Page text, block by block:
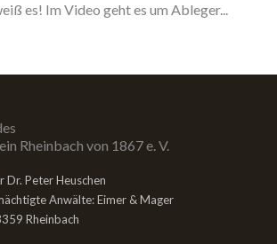
es! Im Video geht es um Ableger...
Rheinbach von 1867 e. V.
Dr. Peter Heuschen
Anwälte: Eimer & Mager
Rheinbach